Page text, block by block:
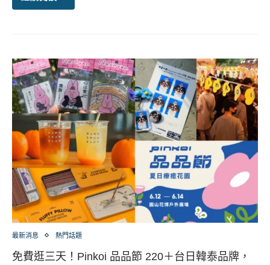
最新消息 熱門話題
免費逛三天！Pinkoi 品品節 220＋台日韓泰品牌，